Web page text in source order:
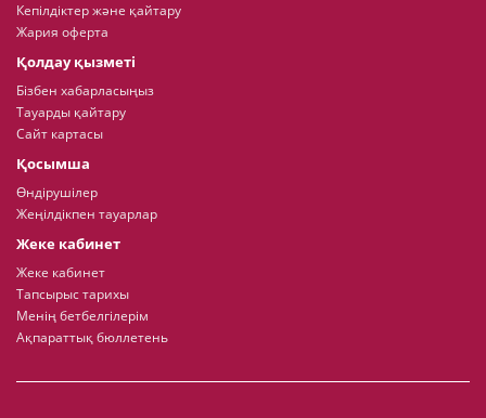
Кепілдіктер және қайтару
Жария оферта
Қолдау қызметі
Бізбен хабарласыңыз
Тауарды қайтару
Сайт картасы
Қосымша
Өндірушілер
Жеңілдікпен тауарлар
Жеке кабинет
Жеке кабинет
Тапсырыс тарихы
Менің бетбелгілерім
Ақпараттық бюллетень